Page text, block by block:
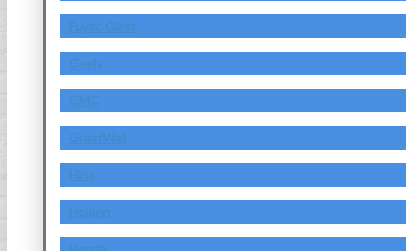
Fuyao Glass
Geely
GMC
GreatWall
Hino
Holden